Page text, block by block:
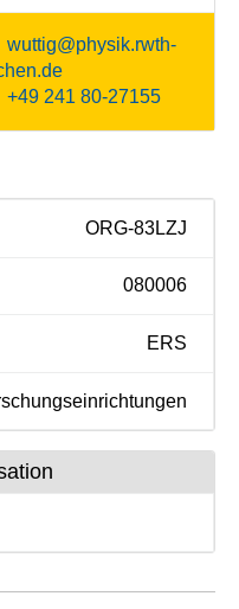
wuttig@physik.rwth-
+49 241 80-27155
ORG-83LZJ
080006
ERS